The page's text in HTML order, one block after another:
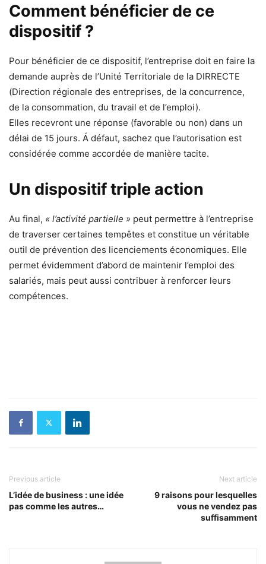
Comment bénéficier de ce
dispositif ?
Pour bénéficier de ce dispositif, l’entreprise doit en faire la
demande auprès de l’Unité Territoriale de la DIRRECTE
(Direction régionale des entreprises, de la concurrence,
de la consommation, du travail et de l’emploi).
Elles recevront une réponse (favorable ou non) dans un
délai de 15 jours. Á défaut, sachez que l’autorisation est
considérée comme accordée de manière tacite.
Un dispositif triple action
Au final, « l’activité partielle » peut permettre à l’entreprise
de traverser certaines tempêtes et constitue un véritable
outil de prévention des licenciements économiques. Elle
permet évidemment d’abord de maintenir l’emploi des
salariés, mais peut aussi contribuer à renforcer leurs
compétences.
Previous article
L’idée de business : une idée
pas comme les autres…
Next article
9 raisons pour lesquelles
vous ne vendez pas
suffisamment